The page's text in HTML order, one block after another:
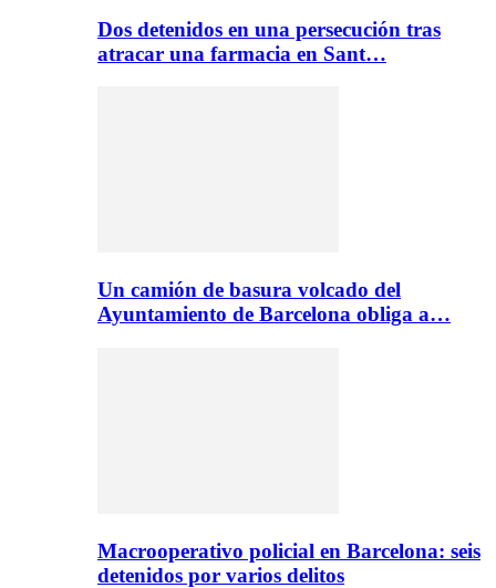
Dos detenidos en una persecución tras
atracar una farmacia en Sant…
Un camión de basura volcado del
Ayuntamiento de Barcelona obliga a…
Macrooperativo policial en Barcelona: seis
detenidos por varios delitos